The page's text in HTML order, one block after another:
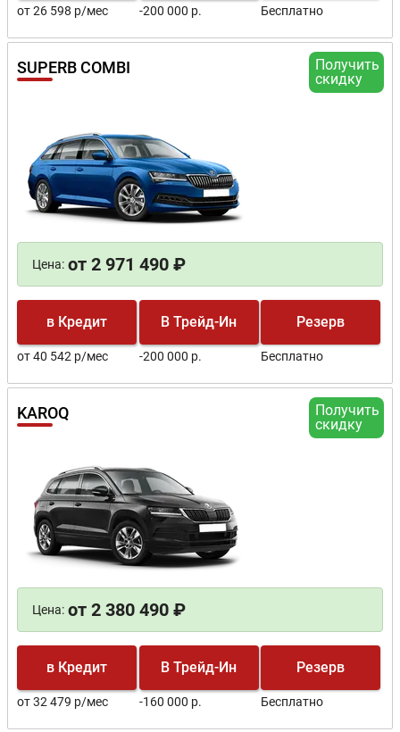
от 26 598 р/мес -200 000 р. Бесплатно
Получить
скидку
SUPERB COMBI
Цена: от 2 971 490 ₽
в Кредит
от 40 542 р/мес
В Трейд-Ин
-200 000 р.
Резерв
Бесплатно
Получить
скидку
KAROQ
Цена: от 2 380 490 ₽
в Кредит
от 32 479 р/мес
В Трейд-Ин
-160 000 р.
Резерв
Бесплатно